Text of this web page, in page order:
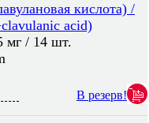
кислота) /
acid)
мг / 14 шт.
В резерв!